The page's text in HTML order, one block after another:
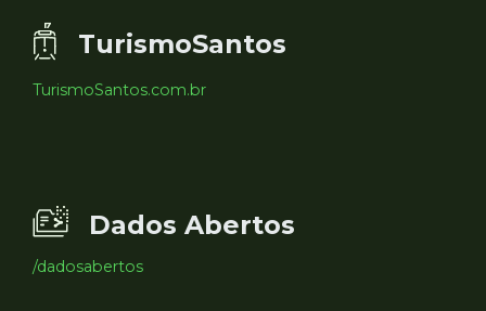
TurismoSantos
TurismoSantos.com.br
Dados Abertos
/dadosabertos